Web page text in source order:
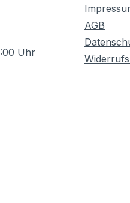
Uhr
AGB